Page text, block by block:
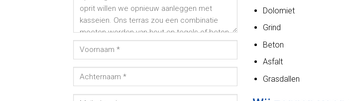
Dolomiet
Grind
Beton
Asfalt
Grasdallen